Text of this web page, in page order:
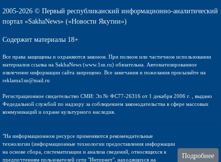
2005-2026 © Первый республиканский информационно-аналитический
портал «SakhaNews» («Новости Якутии»)
Содержит материалы 18+
Все права защищены и охраняются законом. При полном или частичном использовании
материалов ссылка на SakhaNews (www.1sn.ru) обязательна. Автоматизированное
извлечение информации сайта запрещено. Все замечания и пожелания присылайте на
reklama1sn@mail.ru
Регистрационное свидетельство СМИ: Эл № ФС77-26316 от 1 декабря 2006 г. , выдано
Федедальной службой по надзору за соблюдением законодательства в сфере массовых
коммуникаций и охране культурного наследия.
"На информационном ресурсе применяются рекомендательные
технологии (информационные технологии предоставления информации
на основе сбора, систематизации и анализа сведений, относящихся к
предпочтениям пользователей сети "Интернет", находящихся на
Подробнее